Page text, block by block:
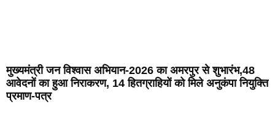
मुख्यमंत्री जन विश्वास अभियान-2026 का अमरपुर से शुभारंभ,48
आवेदनों का हुआ निराकरण, 14 हितग्राहियों को मिले अनुकंपा नियुक्ति
प्रमाण-पत्र